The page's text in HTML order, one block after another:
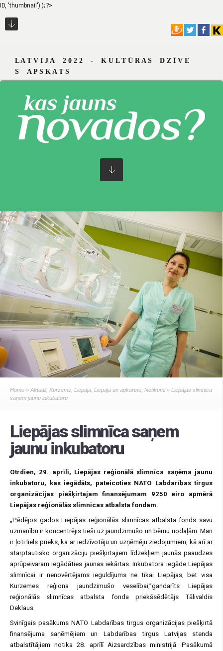
ID, 'thumbnail') ); ?>
L A T V I J A 2 0 2 2 - K U L T Ū R A S D Z Ī V E
S A P S K A T S
Home » Aktuāli, Kurzeme Liepāja Liepāja un apkārtne Notikumi» Liepājas slimnīca
saņem jaunu inkubatoru
Liepājas slimnīca saņem
jaunu inkubatoru
Otrdien, 29. aprīlī, Liepājas reģionālā slimnīca saņēma jaunu
inkubatoru, kas iegādāts, pateicoties NATO Labdarības tirgus
organizācijas piešķirtajam finansējumam 9250 eiro apmērā
Liepājas reģionālās slimnīcas atbalsta fondam.
„Pēdējos gados Liepājas reģionālās slimnīcas atbalsta fonds savu
uzmanību ir koncentrējis tieši uz jaundzimušo un bērnu nodaļām. Man
ir ļoti liels prieks, ka ar iedzīvotāju un uzņēmēju ziedojumiem, kā arī ar
starptautisko organizāciju piešķirtajiem līdzekļiem jaunās paaudzes
aprūpeivaram iegādāties jaunas iekārtas. Inkubatora iegāde Liepājas
slimnīcai ir nenovērtējams ieguldījums ne tikai Liepājas, bet visa
Kurzemes reģiona jaundzimušo veselībai,”gandarīts Liepājas
reģionālās slimnīcas atbalsta fonda priekšsēdētājs Tālivaldis
Deklaus.
Svinīgais pasākums NATO Labdarības tirgus organizācijas piešķirtā
finansējuma saņēmējiem un Labdarības tirgus Latvijas stenda
atbalstītājiem notika 28. aprīlī Aizsardzības ministrijā. Pasākumā